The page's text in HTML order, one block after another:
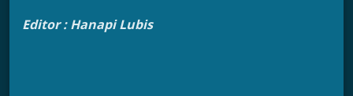
Editor: Hanapi Lubis